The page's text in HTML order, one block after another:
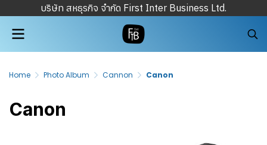
บริษัท สหธุรกิจ จำกัด First Inter Business Ltd.
Home Photo Album Cannon Canon
Canon